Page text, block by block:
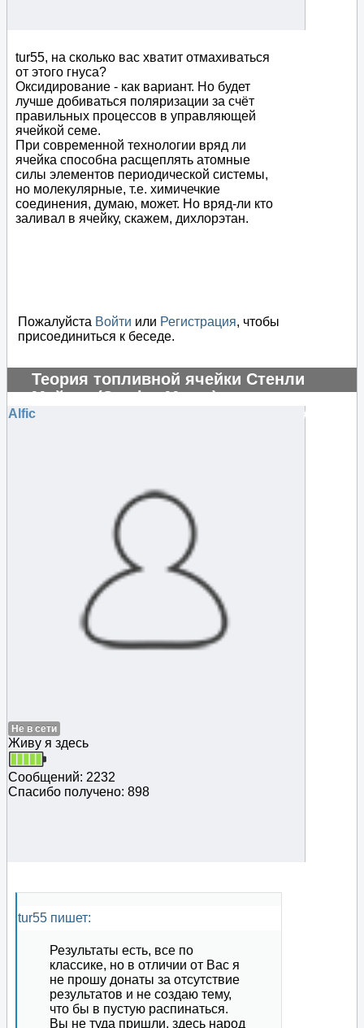
tur55, на сколько вас хватит отмахиваться
от этого гнуса?
Оксидирование - как вариант. Но будет
лучше добиваться поляризации за счёт
правильных процессов в управляющей
ячейкой семе.
При современной технологии вряд ли
ячейка способна расщеплять атомные
силы элементов периодической системы,
но молекулярные, т.е. химичечкие
соединения, думаю, может. Но вряд-ли кто
заливал в ячейку, скажем, дихлорэтан.
Пожалуйста Войти или Регистрация, чтобы
присоединиться к беседе.
Теория топливной ячейки Стенли
Мейера (Stanley Meyer)
#104859
Alfic
Не в сети
Живу я здесь
Сообщений: 2232
Спасибо получено: 898
tur55 пишет:
Результаты есть, все по
классике, но в отличии от Вас я
не прошу донаты за отсутствие
результатов и не создаю тему,
что бы в пустую распинаться.
Вы не туда пришли, здесь народ